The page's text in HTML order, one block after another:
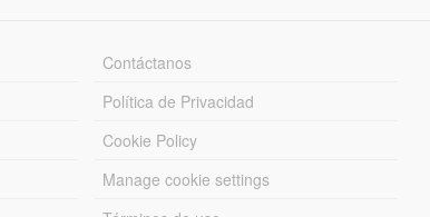
Contáctanos
Política de Privacidad
Cookie Policy
Manage cookie settings